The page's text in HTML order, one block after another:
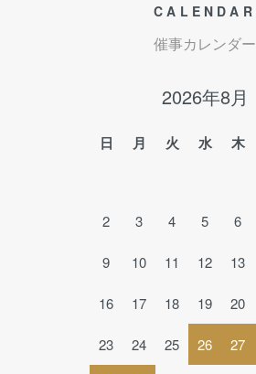
CALENDAR
催事カレンダー
2026年8月
日 月 火 水 木
2 3 4 5 6
9 10 11 12 13
16 17 18 19 20
23 24 25 26 27